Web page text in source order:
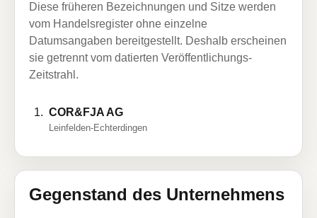
Diese früheren Bezeichnungen und Sitze werden
vom Handelsregister ohne einzelne
Datumsangaben bereitgestellt. Deshalb erscheinen
sie getrennt vom datierten Veröffentlichungs-
Zeitstrahl.
COR&FJA AG
Leinfelden-Echterdingen
Gegenstand des Unternehmens